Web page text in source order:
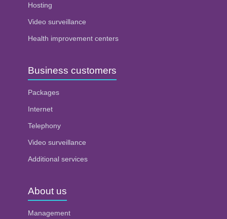
Hosting
Video surveillance
Health improvement centers
Business customers
Packages
Internet
Telephony
Video surveillance
Additional services
About us
Management